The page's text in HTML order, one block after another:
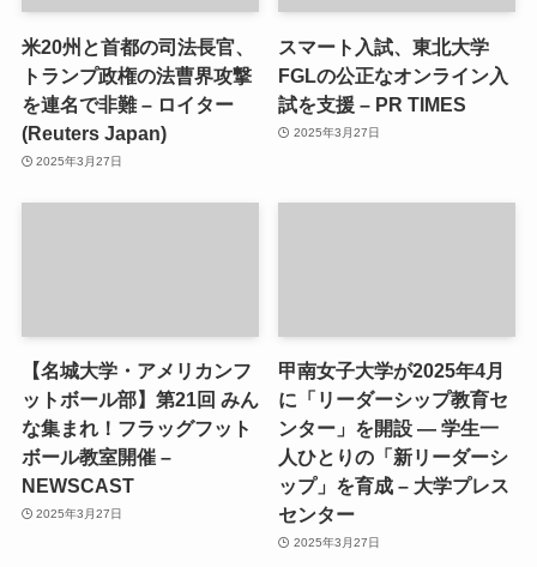
米20州と首都の司法長官、
トランプ政権の法曹界攻撃
を連名で非難 – ロイター
(Reuters Japan)
2025年3月27日
スマート入試、東北大学
FGLの公正なオンライン入
試を支援 – PR TIMES
2025年3月27日
【名城大学・アメリカンフ
ットボール部】第21回 みん
な集まれ！フラッグフット
ボール教室開催 –
NEWSCAST
2025年3月27日
甲南女子大学が2025年4月
に「リーダーシップ教育セ
ンター」を開設 ― 学生一
人ひとりの「新リーダーシ
ップ」を育成 – 大学プレス
センター
2025年3月27日